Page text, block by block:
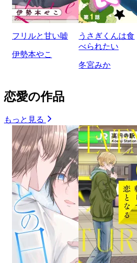
フリルと甘い嘘
伊勢本やこ
うさぎくんは食
べられたい
冬宮みか
恋愛の作品
もっと見る